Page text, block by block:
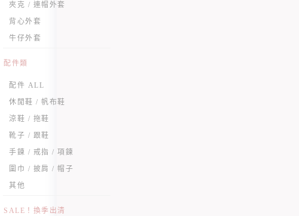
夾克 / 連帽外套
背心外套
牛仔外套
配件類
配件 ALL
休閒鞋 / 帆布鞋
涼鞋 / 拖鞋
靴子 / 跟鞋
手鍊 / 戒指 / 項鍊
圍巾 / 披肩 / 帽子
其他
SALE！換季出清